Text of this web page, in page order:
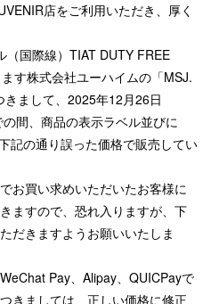
店をご利用いただき、厚く
（国際線）TIAT DUTY FREE
す株式会社ユーハイムの「MSJ.
まして、2025年12月26日
間、商品の表示ラベル並びに
記の通り誤った価格で販売してい
お買い求めいただいたお客様に
ますので、恐れ入りますが、下
だきますようお願いいたしま
Pay、Alipay、QUICPayで
きましては、正しい価格に修正